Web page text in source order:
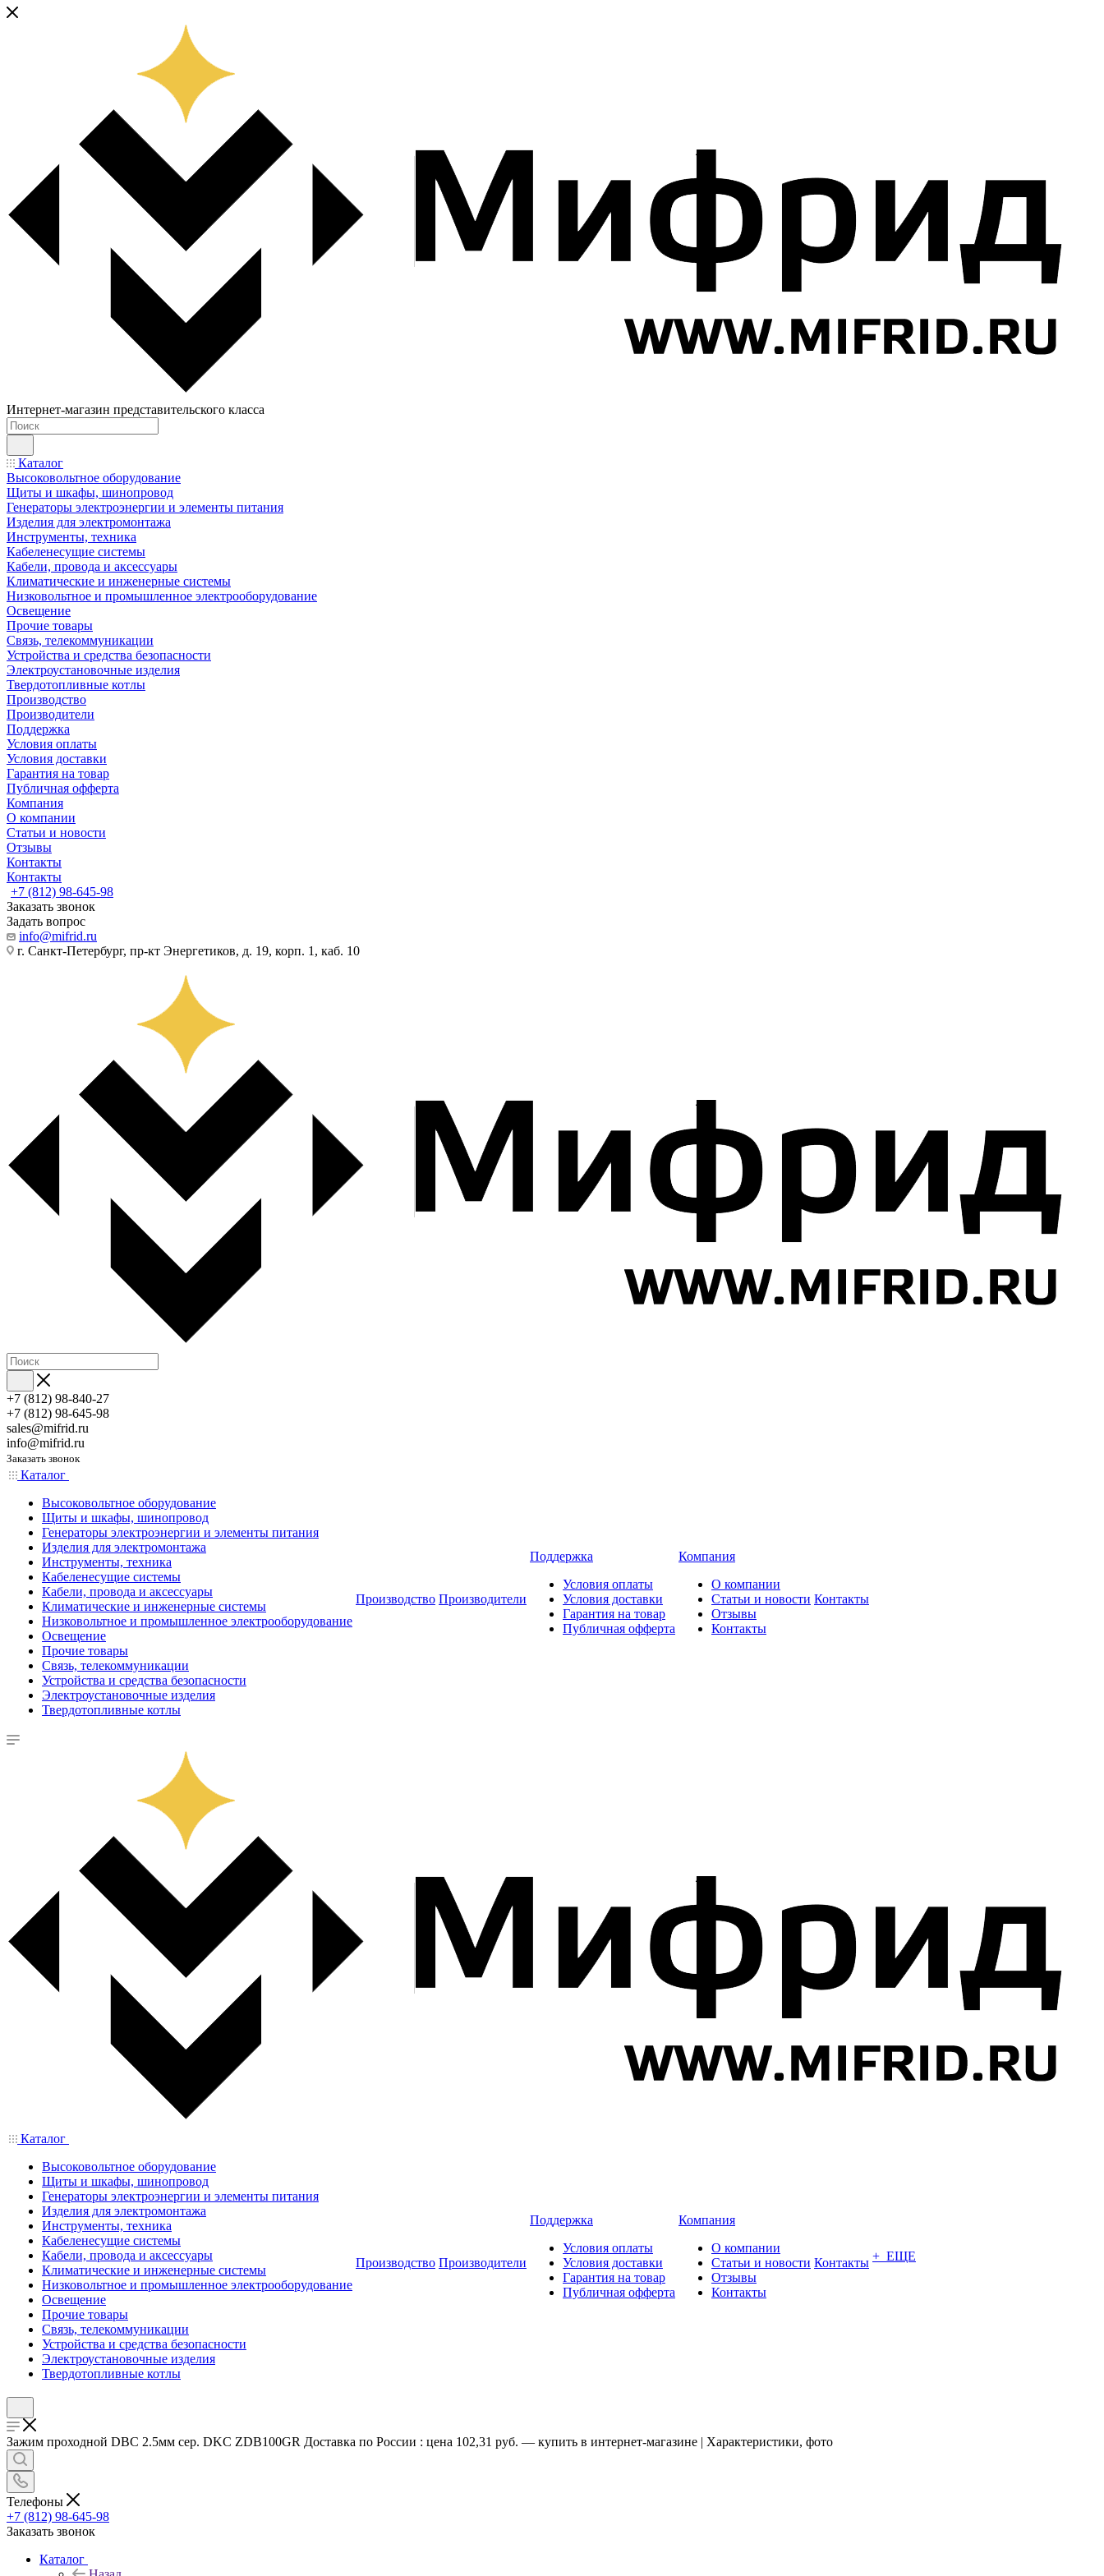
Интернет-магазин представительского класса
Каталог
Высоковольтное оборудование
Щиты и шкафы, шинопровод
Генераторы электроэнергии и элементы питания
Изделия для электромонтажа
Инструменты, техника
Кабеленесущие системы
Кабели, провода и аксессуары
Климатические и инженерные системы
Низковольтное и промышленное электрооборудование
Освещение
Прочие товары
Связь, телекоммуникации
Устройства и средства безопасности
Электроустановочные изделия
Твердотопливные котлы
Производство
Производители
Поддержка
Условия оплаты
Условия доставки
Гарантия на товар
Публичная офферта
Компания
О компании
Статьи и новости
Отзывы
Контакты
Контакты
+7 (812) 98-645-98
Заказать звонок
Задать вопрос
info@mifrid.ru
г. Санкт-Петербург, пр-кт Энергетиков, д. 19, корп. 1, каб. 10
+7 (812) 98-840-27
+7 (812) 98-645-98
sales@mifrid.ru
info@mifrid.ru
Заказать звонок
Каталог
Высоковольтное оборудование
Щиты и шкафы, шинопровод
Генераторы электроэнергии и элементы питания
Изделия для электромонтажа
Инструменты, техника
Кабеленесущие системы
Кабели, провода и аксессуары
Климатические и инженерные системы
Низковольтное и промышленное электрооборудование
Освещение
Прочие товары
Связь, телекоммуникации
Устройства и средства безопасности
Электроустановочные изделия
Твердотопливные котлы
Производство Производители
Поддержка
Условия оплаты
Условия доставки
Гарантия на товар
Публичная офферта
Компания
О компании
Статьи и новости
Отзывы
Контакты
Контакты
Каталог
Высоковольтное оборудование
Щиты и шкафы, шинопровод
Генераторы электроэнергии и элементы питания
Изделия для электромонтажа
Инструменты, техника
Кабеленесущие системы
Кабели, провода и аксессуары
Климатические и инженерные системы
Низковольтное и промышленное электрооборудование
Освещение
Прочие товары
Связь, телекоммуникации
Устройства и средства безопасности
Электроустановочные изделия
Твердотопливные котлы
Производство Производители
Поддержка
Условия оплаты
Условия доставки
Гарантия на товар
Публичная офферта
Компания
О компании
Статьи и новости
Отзывы
Контакты
Контакты + ЕЩЕ
Зажим проходной DBC 2.5мм сер. DKC ZDB100GR Доставка по России : цена 102,31 руб. — купить в интернет-магазине | Характеристики, фото
Телефоны
+7 (812) 98-645-98
Заказать звонок
Каталог